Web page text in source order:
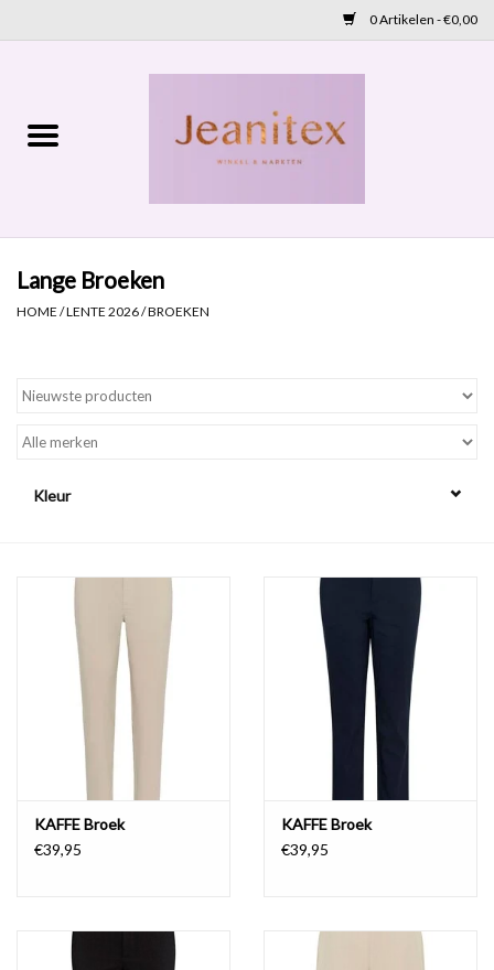
0 Artikelen - €0,00
Cadeaubon
Lange Broeken
HOME /LENTE 2026/BROEKEN
Kleur
KAFFE Broek
€39,95
KAFFE Broek
€39,95